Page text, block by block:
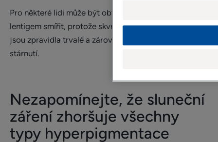
Pro některé lidi může být obtížné se se solárním
lentigem smířit, protože skvrny působí neatraktivně,
jsou zpravidla trvalé a zároveň se jedná o známku
stárnutí.
Nezapomínejte, že sluneční
záření zhoršuje všechny
typy hyperpigmentace